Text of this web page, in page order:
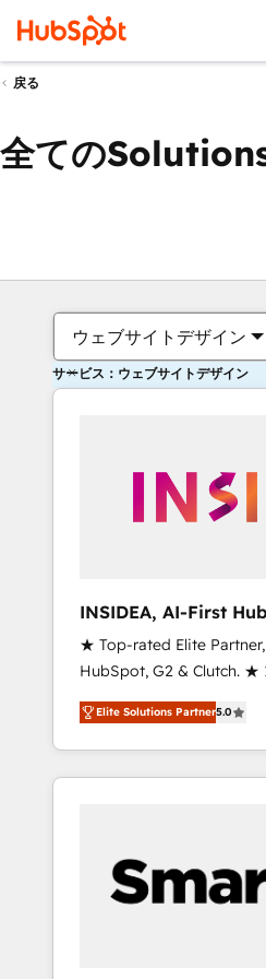
戻る
全ての
ウェブサイトデザイン
サービス：ウェブサイトデザイン
INSIDEA, AI-First
RevOps
★ Top-rated Elite
HubSpot, G2 & Clutch.
Experts & Trainers
implementations across
RevOps-led,
the Year 2024/25 INSIDEA helps growing companies
workflows that drive
your time zone. What we do ➤ Onboarding: Live in
weeks, with workflows
Elite Solutions Partner5.0